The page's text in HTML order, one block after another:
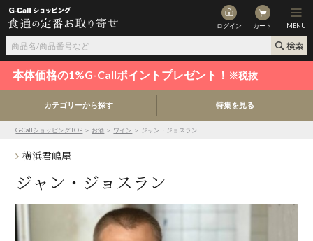
ログイン カート MENU
本体価格の1%G-Callポイントプレゼント！ ※税抜
カテゴリーから探す 特集を見る
G-CallショッピングTOP ＞ お酒 ＞ ワイン ＞ ジャン・ジョスラン
横浜君嶋屋
ジャン・ジョスラン